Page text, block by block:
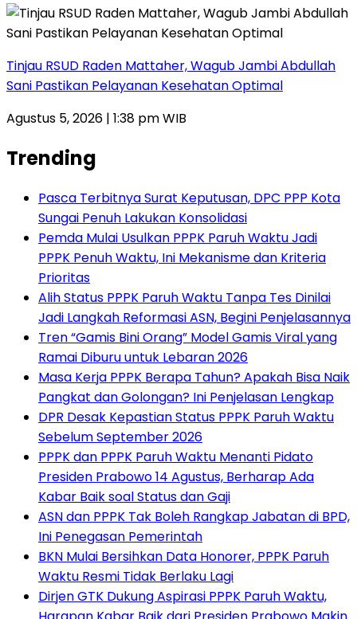
Tinjau RSUD Raden Mattaher, Wagub Jambi Abdullah
Sani Pastikan Pelayanan Kesehatan Optimal
Agustus 5, 2026 | 1:38 pm WIB
Trending
Pasca Terbitnya Surat Keputusan, DPC PPP Kota
Sungai Penuh Lakukan Konsolidasi
Pemda Mulai Usulkan PPPK Paruh Waktu Jadi
PPPK Penuh Waktu, Ini Mekanisme dan Kriteria
Prioritas
Alih Status PPPK Paruh Waktu Tanpa Tes Dinilai
Jadi Langkah Reformasi ASN, Begini Penjelasannya
Tren “Gamis Bini Orang” Model Gamis Viral yang
Ramai Diburu untuk Lebaran 2026
Masa Kerja PPPK Berapa Tahun? Apakah Bisa Naik
Pangkat dan Golongan? Ini Penjelasan Lengkap
DPR Desak Kepastian Status PPPK Paruh Waktu
Sebelum September 2026
PPPK dan PPPK Paruh Waktu Menanti Pidato
Presiden Prabowo 14 Agustus, Berharap Ada
Kabar Baik soal Status dan Gaji
ASN dan PPPK Tak Boleh Rangkap Jabatan di BPD,
Ini Penegasan Pemerintah
BKN Mulai Bersihkan Data Honorer, PPPK Paruh
Waktu Resmi Tidak Berlaku Lagi
Dirjen GTK Dukung Aspirasi PPPK Paruh Waktu,